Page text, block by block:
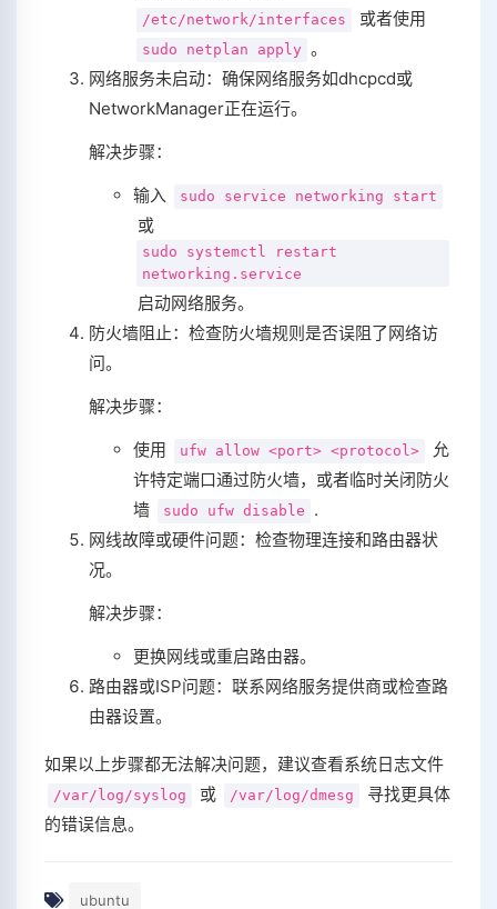
/etc/network/interfaces 或者使用
sudo netplan apply 。
网络服务未启动：确保网络服务如dhcpcd或
NetworkManager正在运行。
解决步骤：
输入 sudo service networking start
或
sudo systemctl restart
networking.service
启动网络服务。
防火墙阻止：检查防火墙规则是否误阻了网络访
问。
解决步骤：
使用 ufw allow <port> <protocol>
允
许特定端口通过防火墙，或者临时关闭防火
墙
sudo ufw disable
.
网线故障或硬件问题：检查物理连接和路由器状
况。
解决步骤：
更换网线或重启路由器。
路由器或ISP问题：联系网络服务提供商或检查路
由器设置。
如果以上步骤都无法解决问题，建议查看系统日志文件
/var/log/syslog 或 /var/log/dmesg
寻找更具体
的错误信息。
ubuntu